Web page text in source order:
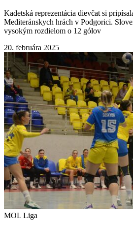
Kadetská reprezentácia dievčat si
Mediteránskych hrách v Podgorici.
vysokým rozdielom o 12 gólov
20. februára 2025
MOL Liga